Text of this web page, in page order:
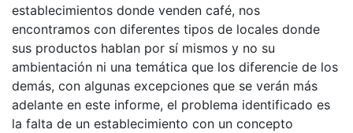
establecimientos donde venden café, nos
encontramos con diferentes tipos de locales donde
sus productos hablan por sí mismos y no su
ambientación ni una temática que los diferencie de los
demás, con algunas excepciones que se verán más
adelante en este informe, el problema identificado es
la falta de un establecimiento con un concepto